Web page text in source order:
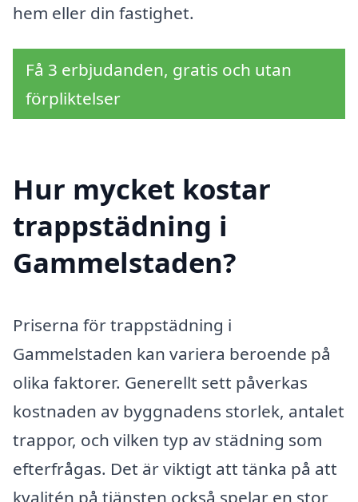
hem eller din fastighet.
Få 3 erbjudanden, gratis och utan
förpliktelser
Hur mycket kostar
trappstädning i
Gammelstaden?
Priserna för trappstädning i
Gammelstaden kan variera beroende på
olika faktorer. Generellt sett påverkas
kostnaden av byggnadens storlek, antalet
trappor, och vilken typ av städning som
efterfrågas. Det är viktigt att tänka på att
kvalitén på tjänsten också spelar en stor